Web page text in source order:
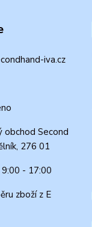
iva.cz
obchod Second
276 01
- 17:00
zboží z E